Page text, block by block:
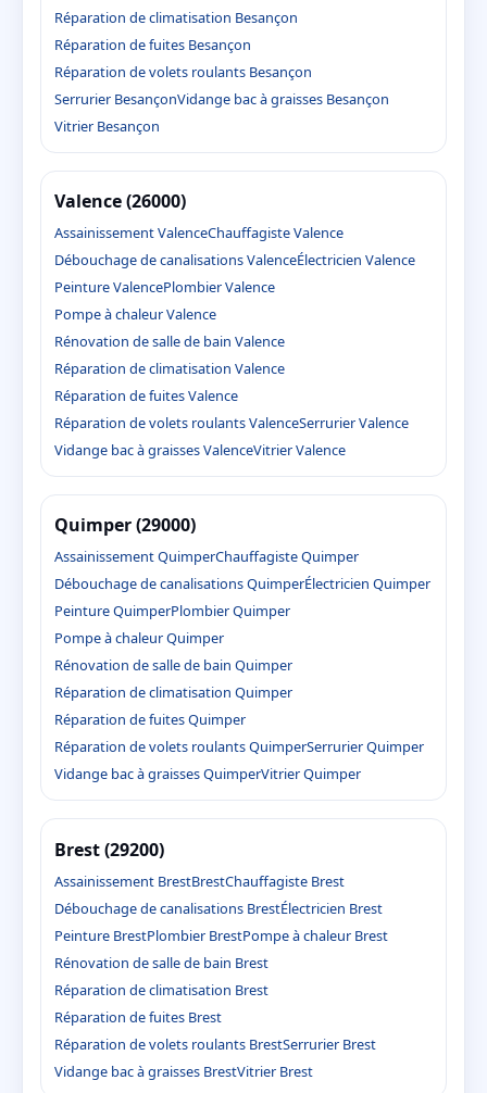
Réparation de climatisation Besançon
Réparation de fuites Besançon
Réparation de volets roulants Besançon
Serrurier BesançonVidange bac à graisses Besançon
Vitrier Besançon
Valence (26000)
Assainissement ValenceChauffagiste Valence
Débouchage de canalisations ValenceÉlectricien Valence
Peinture ValencePlombier Valence
Pompe à chaleur Valence
Rénovation de salle de bain Valence
Réparation de climatisation Valence
Réparation de fuites Valence
Réparation de volets roulants ValenceSerrurier Valence
Vidange bac à graisses ValenceVitrier Valence
Quimper (29000)
Assainissement QuimperChauffagiste Quimper
Débouchage de canalisations QuimperÉlectricien Quimper
Peinture QuimperPlombier Quimper
Pompe à chaleur Quimper
Rénovation de salle de bain Quimper
Réparation de climatisation Quimper
Réparation de fuites Quimper
Réparation de volets roulants QuimperSerrurier Quimper
Vidange bac à graisses QuimperVitrier Quimper
Brest (29200)
Assainissement BrestBrestChauffagiste Brest
Débouchage de canalisations BrestÉlectricien Brest
Peinture BrestPlombier BrestPompe à chaleur Brest
Rénovation de salle de bain Brest
Réparation de climatisation Brest
Réparation de fuites Brest
Réparation de volets roulants BrestSerrurier Brest
Vidange bac à graisses BrestVitrier Brest